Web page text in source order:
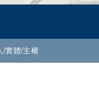
/實體/主權